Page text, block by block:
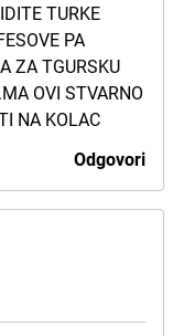
TURKE
PA
ZA TGURSKU
OVI STVARNO
NA KOLAC
Odgovori